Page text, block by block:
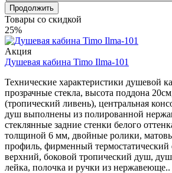
Продолжить
Товары со скидкой
25%
Акция
Душевая кабина Timo Ilma-101
Технические характеристики душевой
прозрачные стекла, высота поддона
(тропический ливень), центральная
душ выполнены из полированной
стеклянные задние стенки белого
толщиной 6 мм, двойные ролики,
профиль, фирменный термостатический
верхний, боковой тропический душ,
лейка, полочка и ручки из нержавеюще..